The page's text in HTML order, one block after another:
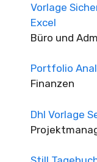
Vorlage
Excel
Büro und
Portfolio
Finanzen
Dhl Vorlage